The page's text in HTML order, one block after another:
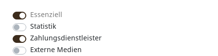
Social Media
Instagram
Facebook
Essenziell
Statistik
Zahlungsdienstleister
Externe Medien